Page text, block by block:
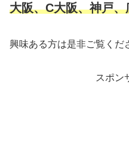
大阪、C大阪、神戸
興味ある方は是非ご覧くだ
スポン